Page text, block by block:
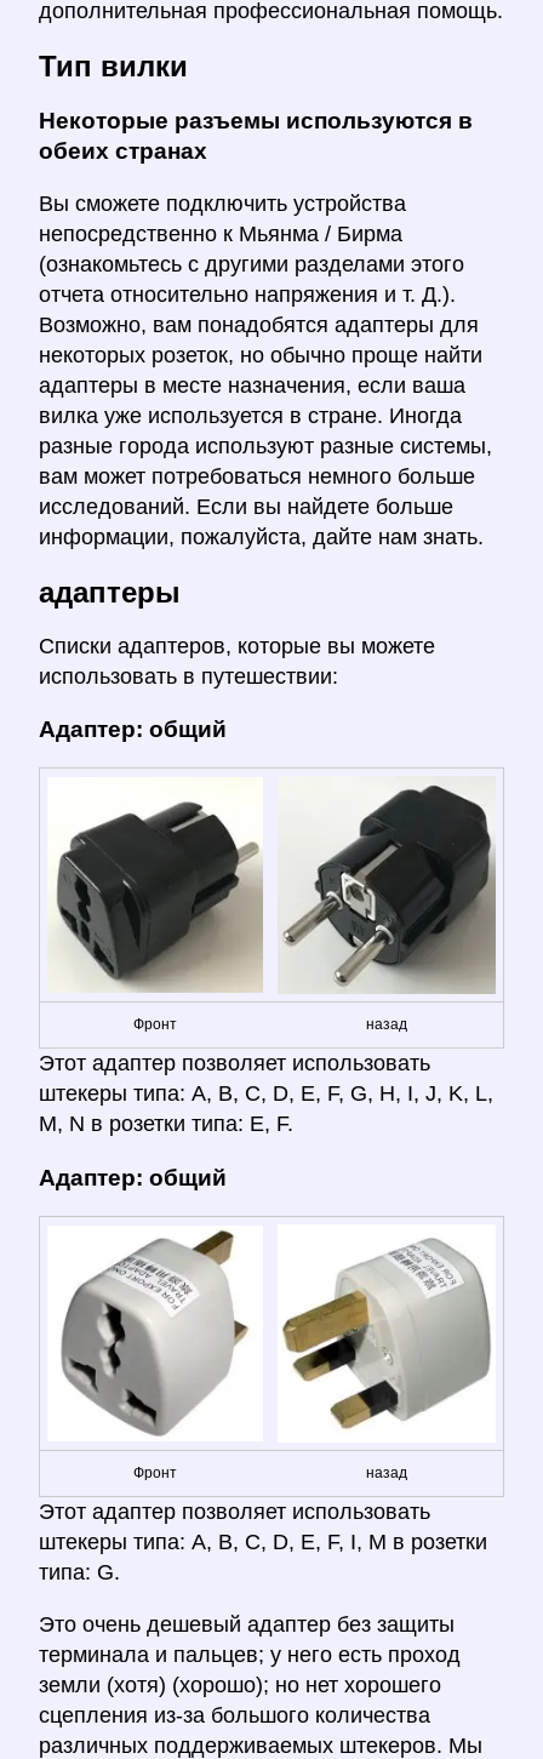
дополнительная профессиональная помощь.
Тип вилки
Некоторые разъемы используются в
обеих странах
Вы сможете подключить устройства
непосредственно к Мьянма / Бирма
(ознакомьтесь с другими разделами этого
отчета относительно напряжения и т. Д.).
Возможно, вам понадобятся адаптеры для
некоторых розеток, но обычно проще найти
адаптеры в месте назначения, если ваша
вилка уже используется в стране. Иногда
разные города используют разные системы,
вам может потребоваться немного больше
исследований. Если вы найдете больше
информации, пожалуйста, дайте нам знать.
адаптеры
Списки адаптеров, которые вы можете
использовать в путешествии:
Адаптер: общий
Фронт назад
Этот адаптер позволяет использовать
штекеры типа: A, B, C, D, E, F, G, H, I, J, K, L,
M, N в розетки типа: E, F.
Адаптер: общий
Фронт назад
Этот адаптер позволяет использовать
штекеры типа: A, B, C, D, E, F, I, M в розетки
типа: G.
Это очень дешевый адаптер без защиты
терминала и пальцев; у него есть проход
земли (хотя) (хорошо); но нет хорошего
сцепления из-за большого количества
различных поддерживаемых штекеров. Мы